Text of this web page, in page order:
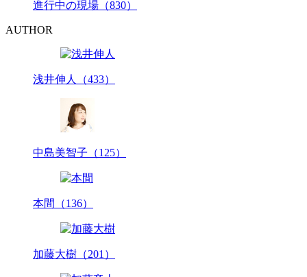
進行中の現場（830）
AUTHOR
浅井伸人（433）
中島美智子（125）
本間（136）
加藤大樹（201）